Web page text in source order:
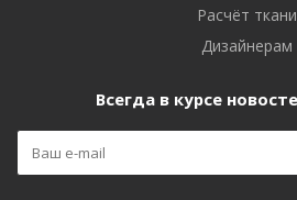
Расчёт ткани
Дизайнерам
Всегда в курсе